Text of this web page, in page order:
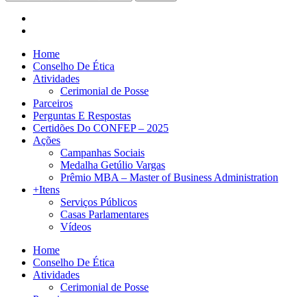
Home
Conselho De Ética
Atividades
Cerimonial de Posse
Parceiros
Perguntas E Respostas
Certidões Do CONFEP – 2025
Ações
Campanhas Sociais
Medalha Getúlio Vargas
Prêmio MBA – Master of Business Administration
+Itens
Serviços Públicos
Casas Parlamentares
Vídeos
Home
Conselho De Ética
Atividades
Cerimonial de Posse